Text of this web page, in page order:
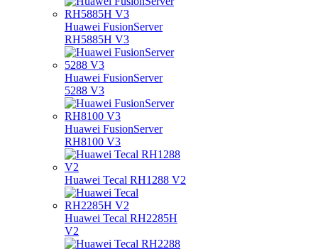
Huawei FusionServer
RH5885H V3
Huawei FusionServer
5288 V3
Huawei FusionServer
RH8100 V3
Huawei Tecal RH1288 V2
Huawei Tecal RH2285H
V2